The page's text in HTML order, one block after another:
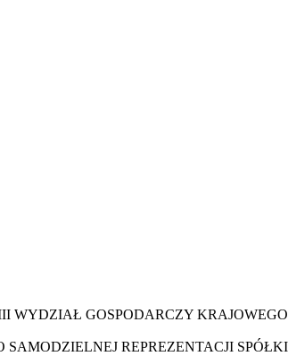
WYDZIAŁ GOSPODARCZY
REPREZENTACJI